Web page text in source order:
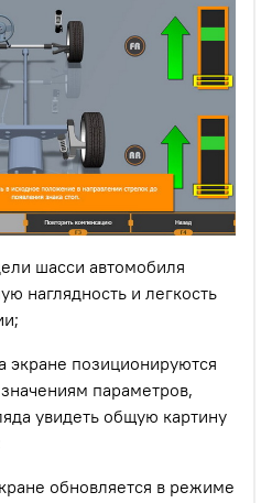
шасси автомобиля
наглядность и легкость
экране позиционируются
параметров,
увидеть общую картину
обновляется в режиме